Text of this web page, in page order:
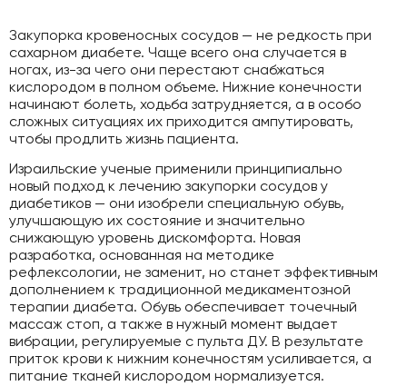
Закупорка кровеносных сосудов — не редкость при
сахарном диабете. Чаще всего она случается в
ногах, из-за чего они перестают снабжаться
кислородом в полном объеме. Нижние конечности
начинают болеть, ходьба затрудняется, а в особо
сложных ситуациях их приходится ампутировать,
чтобы продлить жизнь пациента.
Израильские ученые применили принципиально
новый подход к лечению закупорки сосудов у
диабетиков — они изобрели специальную обувь,
улучшающую их состояние и значительно
снижающую уровень дискомфорта. Новая
разработка, основанная на методике
рефлексологии, не заменит, но станет эффективным
дополнением к традиционной медикаментозной
терапии диабета. Обувь обеспечивает точечный
массаж стоп, а также в нужный момент выдает
вибрации, регулируемые с пульта ДУ. В результате
приток крови к нижним конечностям усиливается, а
питание тканей кислородом нормализуется.